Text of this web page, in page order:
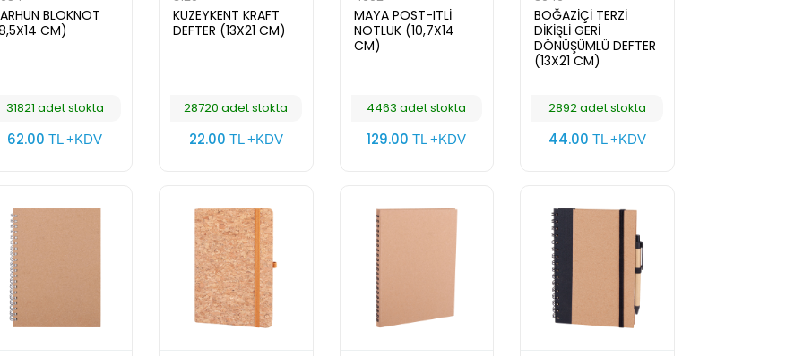
BLOKNOT
CM)
31821 adet stokta
62.00TL +KDV
KUZEYKENT KRAFT
DEFTER (13X21 CM)
28720 adet stokta
22.00 TL +KDV
MAYA POST-ITLİ
NOTLUK (10,7X14
CM)
4463 adet stokta
129.00TL +KDV
BOĞAZİÇİ TERZİ
DİKİŞLİ GERİ
DÖNÜŞÜMLÜ DEFTER
(13X21 CM)
2892 adet stokta
44.00TL +KDV